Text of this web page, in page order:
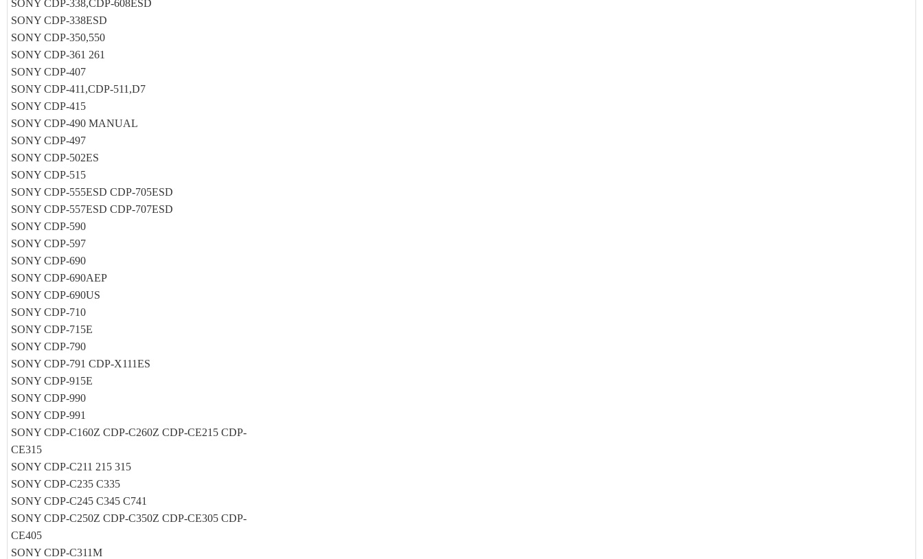
SONY CDP-338,CDP-608ESD
SONY CDP-338ESD
SONY CDP-350,550
SONY CDP-361 261
SONY CDP-407
SONY CDP-411,CDP-511,D7
SONY CDP-415
SONY CDP-490 MANUAL
SONY CDP-497
SONY CDP-502ES
SONY CDP-515
SONY CDP-555ESD CDP-705ESD
SONY CDP-557ESD CDP-707ESD
SONY CDP-590
SONY CDP-597
SONY CDP-690
SONY CDP-690AEP
SONY CDP-690US
SONY CDP-710
SONY CDP-715E
SONY CDP-790
SONY CDP-791 CDP-X111ES
SONY CDP-915E
SONY CDP-990
SONY CDP-991
SONY CDP-C160Z CDP-C260Z CDP-CE215 CDP-
CE315
SONY CDP-C211 215 315
SONY CDP-C235 C335
SONY CDP-C245 C345 C741
SONY CDP-C250Z CDP-C350Z CDP-CE305 CDP-
CE405
SONY CDP-C311M